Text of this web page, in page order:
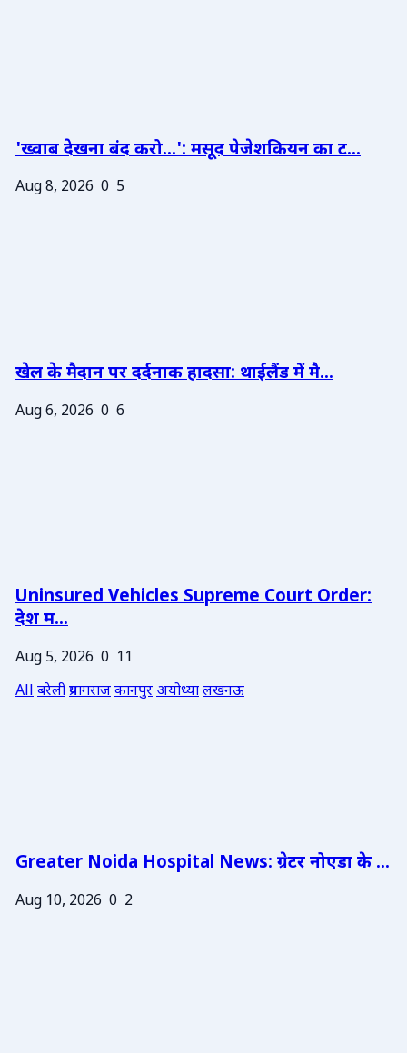
'ख्वाब देखना बंद करो...': मसूद पेजेशकियन का ट...
Aug 8, 2026 0 5
खेल के मैदान पर दर्दनाक हादसा: थाईलैंड में मै...
Aug 6, 2026 0 6
Uninsured Vehicles Supreme Court Order:
देश म...
Aug 5, 2026 0 11
Allबरेलीप्रयागराजकानपुरअयोध्यालखनऊ
Greater Noida Hospital News: ग्रेटर नोएडा के ...
Aug 10, 2026 0 2